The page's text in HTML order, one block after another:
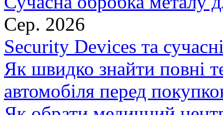
Сер. 2026
Security Devices та
Як швидко знайти повні
автомобіля перед